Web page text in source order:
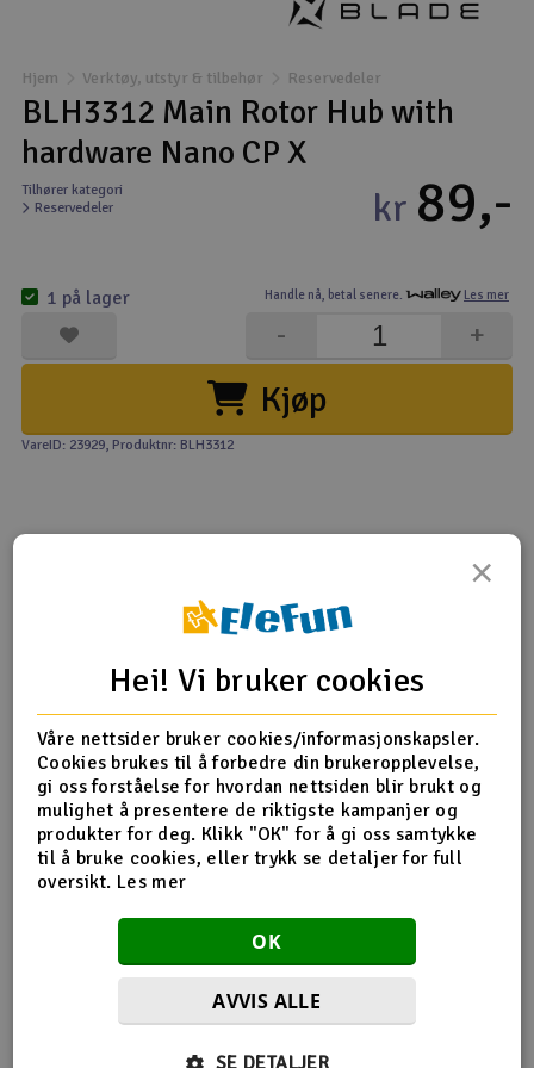
Droner
Droner for FPV
Fly
Helikopter
Kamerautstyr
Modellbygging, LEGO & byggesett
Modelljernbane
Radioutstyr
Raketter
Smarthjem, lek & hobby
Solenergi
Sparkesykler & elkjøretøy
Verktøy, utstyr & tilbehør
Hjem Verktøy, utstyr & tilbehør Reservedeler
BLH3312 Main Rotor Hub with
hardware Nano CP X
Tilhører kategori
Reservedeler
Handle nå, betal senere. Les mer
kr 89,-
Kjøp
+
-
1 på lager
VareID: 23929, Produktnr: BLH3312
Produktinformasjon
BLH-3312 Main Rotor Hub with hardware Nano CP X
Flere detaljer
forbundet med
Blade Nano CP S BNF
Blade Nano CP S RTF
×
Hei! Vi bruker cookies
Våre nettsider bruker cookies/informasjonskapsler.
Cookies brukes til å forbedre din brukeropplevelse,
gi oss forståelse for hvordan nettsiden blir brukt og
mulighet å presentere de riktigste kampanjer og
produkter for deg. Klikk "OK" for å gi oss samtykke
til å bruke cookies, eller trykk se detaljer for full
oversikt. Les mer
OK
AVVIS ALLE
SE DETALJER